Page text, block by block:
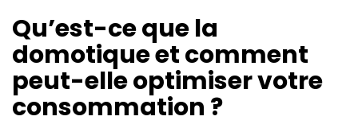
Qu’est-ce que la
domotique et comment
peut-elle optimiser votre
consommation ?